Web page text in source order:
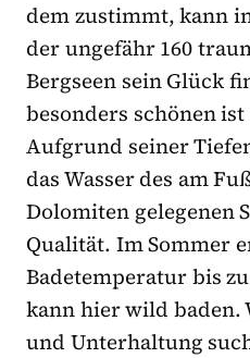
dem zustimmt, kann
der ungefähr 160
Bergseen sein Glück
besonders schönen
Aufgrund seiner
das Wasser des am
Dolomiten gelegenen
Qualität. Im Sommer
Badetemperatur bis
kann hier wild baden.
und Unterhaltung